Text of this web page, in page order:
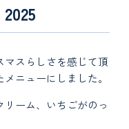
スらしさを感じて頂
ニューにしました。
ーム、いちごがのっ